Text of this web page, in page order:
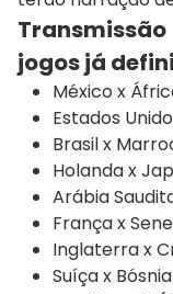
Transmissão
jogos já
México x
Estados
Brasil x
Holanda x
Arábia
França x
Inglaterra x
Suíça x